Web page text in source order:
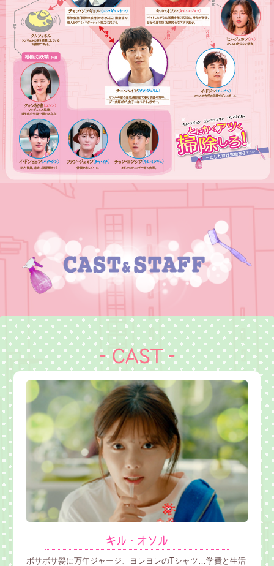
- CAST -
キル・オソル
ボサボサ髪に万年ジャージ、ヨレヨレのTシャツ…学費と生活